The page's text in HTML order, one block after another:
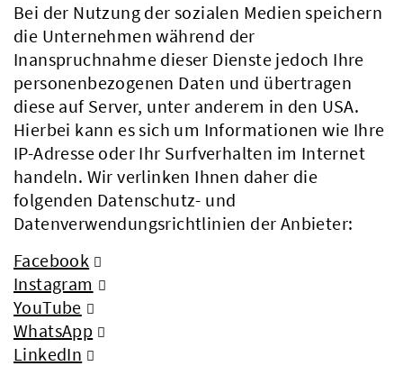
Bei der Nutzung der sozialen Medien speichern
die Unternehmen während der
Inanspruchnahme dieser Dienste jedoch Ihre
personenbezogenen Daten und übertragen
diese auf Server, unter anderem in den USA.
Hierbei kann es sich um Informationen wie Ihre
IP-Adresse oder Ihr Surfverhalten im Internet
handeln. Wir verlinken Ihnen daher die
folgenden Datenschutz- und
Datenverwendungsrichtlinien der Anbieter:
Facebook
Instagram
YouTube
WhatsApp
LinkedIn